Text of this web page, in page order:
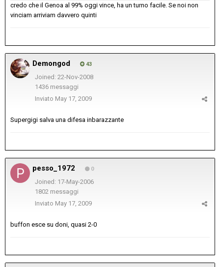
credo che il Genoa al 99% oggi vince, ha un turno facile. Se noi non
vinciam arriviam davvero quinti
Demongod 43
Joined: 22-Nov-2008
1436 messaggi
Inviato May 17, 2009
Supergigi salva una difesa inbarazzante
pesso_1972 0
Joined: 17-May-2006
1802 messaggi
Inviato May 17, 2009
buffon esce su doni, quasi 2-0